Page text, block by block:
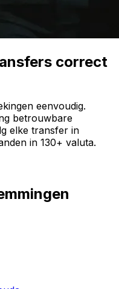
correct
eenvoudig.
betrouwbare
elke transfer in
in 130+ valuta.